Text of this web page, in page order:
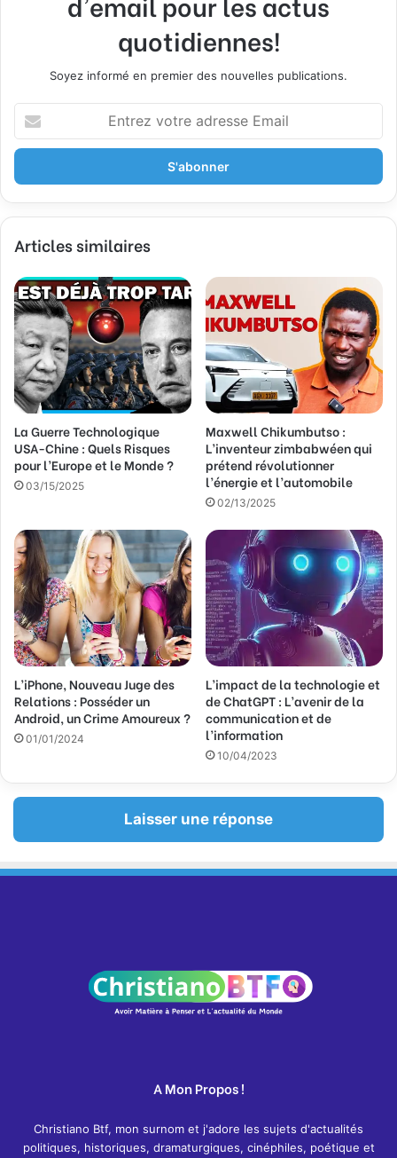
quotidiennes!
Soyez informé en premier des nouvelles publications.
t
e
z
o
r
e
a
d
r
e
s
s
e
E
m
a
Articles similaires
La Guerre Technologique
USA-Chine : Quels Risques
pour l’Europe et le Monde ?
03/15/2025
Maxwell Chikumbutso :
L’inventeur zimbabwéen qui
prétend révolutionner
l’énergie et l’automobile
02/13/2025
L’iPhone, Nouveau Juge des
Relations : Posséder un
Android, un Crime Amoureux ?
01/01/2024
L’impact de la technologie et
de ChatGPT : L’avenir de la
communication et de
l’information
10/04/2023
Laisser une réponse
A Mon Propos !
Christiano Btf, mon surnom et j'adore les sujets d'actualités
politiques, historiques, dramaturgiques, cinéphiles, poétique et